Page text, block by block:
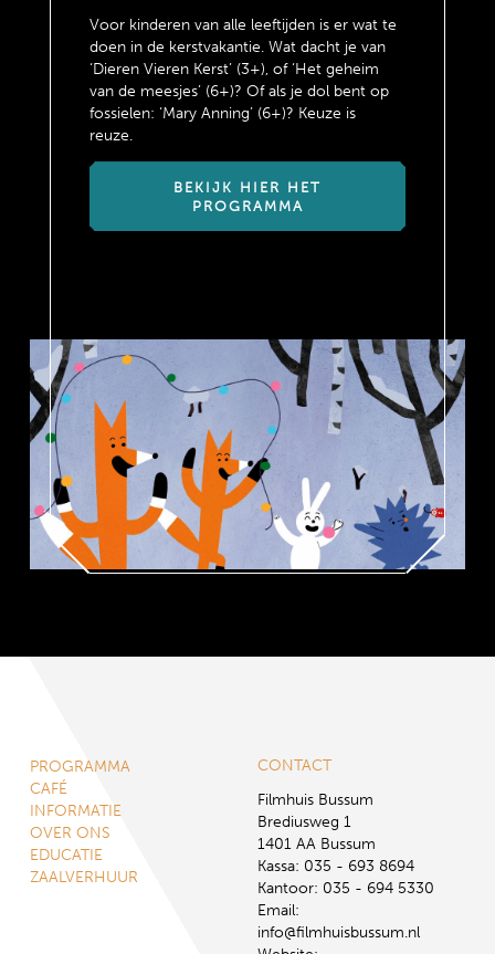
Voor kinderen van alle leeftijden is er wat te
doen in de kerstvakantie. Wat dacht je van
‘Dieren Vieren Kerst’ (3+), of ‘Het geheim
van de meesjes’ (6+)? Of als je dol bent op
fossielen: ‘Mary Anning’ (6+)? Keuze is
reuze.
BEKIJK HIER HET
PROGRAMMA
PROGRAMMA
CAFÉ
INFORMATIE
OVER ONS
EDUCATIE
ZAALVERHUUR
CONTACT
Filmhuis Bussum
Brediusweg 1
1401 AA Bussum
Kassa: 035 - 693 8694
Kantoor: 035 - 694 5330
Email:
info@filmhuisbussum.nl